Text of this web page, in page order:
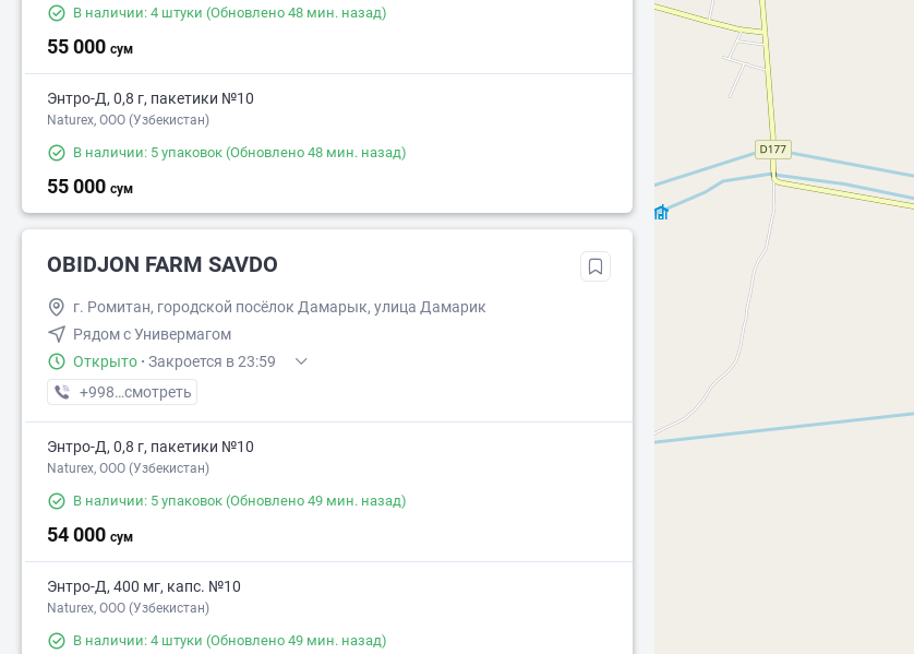
В наличии: 4 штуки (Обновлено 48 мин. назад)
55 000 сум
Энтро-Д, 0,8 г, пакетики №10
Naturex, OOO (Узбекистан)
В наличии: 5 упаковок (Обновлено 48 мин. назад)
55 000 сум
OBIDJON FARM SAVDO
г. Ромитан, городской посёлок Дамарык, улица Дамарик
Рядом с Универмагом
Открыто · Закроется в 23:59
+998 (91) XXX-XX-XX
смотреть
Энтро-Д, 0,8 г, пакетики №10
Naturex, OOO (Узбекистан)
В наличии: 5 упаковок (Обновлено 49 мин. назад)
54 000 сум
Энтро-Д, 400 мг, капс. №10
Naturex, OOO (Узбекистан)
В наличии: 4 штуки (Обновлено 49 мин. назад)